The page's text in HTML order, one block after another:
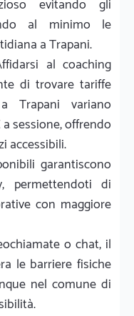
evitando gli
al minimo le
a Trapani.
al coaching
di trovare tariffe
Trapani variano
sessione, offrendo
accessibili.
garantiscono
permettendoti di
con maggiore
o chat, il
le barriere fisiche
nel comune di